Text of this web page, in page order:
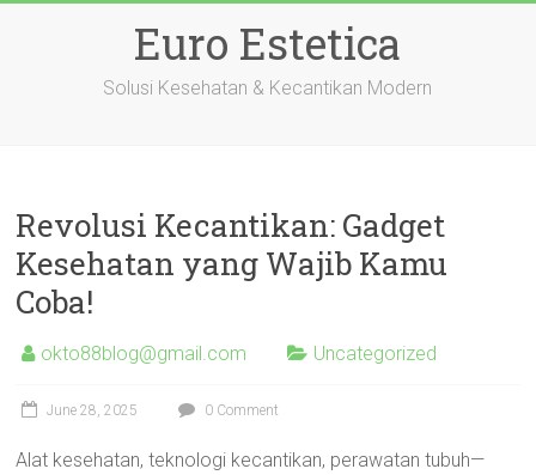
Euro Estetica
Solusi Kesehatan & Kecantikan Modern
Revolusi Kecantikan: Gadget
Kesehatan yang Wajib Kamu
Coba!
okto88blog@gmail.com Uncategorized
June 28, 2025 0 Comment
Alat kesehatan, teknologi kecantikan, perawatan tubuh—